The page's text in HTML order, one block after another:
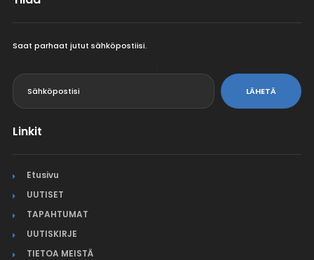
Saat parhaat jutut sähköpostiisi.
LÄHETÄ
Linkit
Etusivu
UUTISET
TAPAHTUMAT
UUTISKIRJE
TIETOA MEISTÄ